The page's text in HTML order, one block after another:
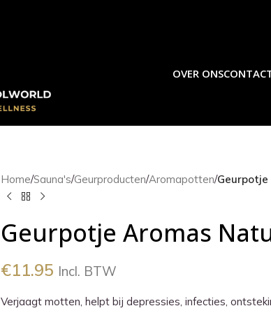
OVER ONS
Home/Sauna's/Geurproducten/Aromapotten/
Geurpotje Aromas
€11.95 Incl. BTW
Verjaagt motten, helpt bij depressies, infecties,